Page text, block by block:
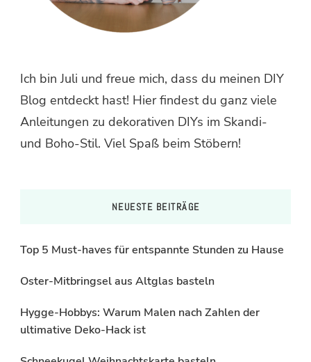
Ich bin Juli und freue mich, dass du meinen DIY
Blog entdeckt hast! Hier findest du ganz viele
Anleitungen zu dekorativen DIYs im Skandi-
und Boho-Stil. Viel Spaß beim Stöbern!
NEUESTE BEITRÄGE
Top 5 Must-haves für entspannte Stunden zu Hause
Oster-Mitbringsel aus Altglas basteln
Hygge-Hobbys: Warum Malen nach Zahlen der
ultimative Deko-Hack ist